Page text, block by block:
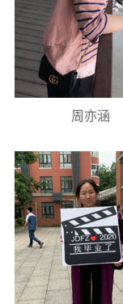
周亦涵